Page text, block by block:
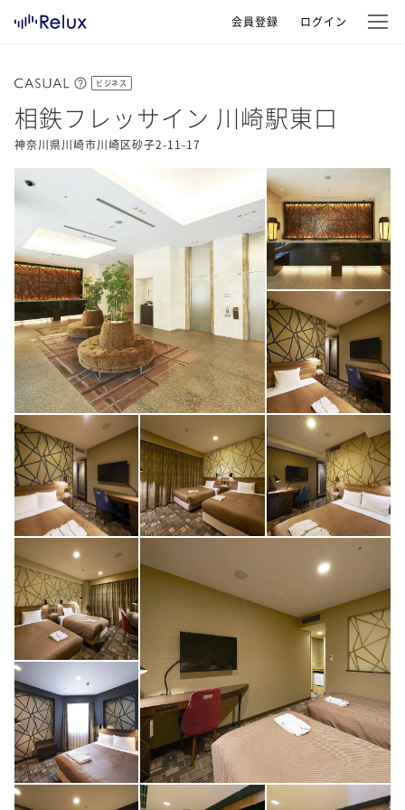
会員登録 ログイン
ビジネス
相鉄フレッサイン 川崎駅東口
神奈川県川崎市川崎区砂子2-11-17